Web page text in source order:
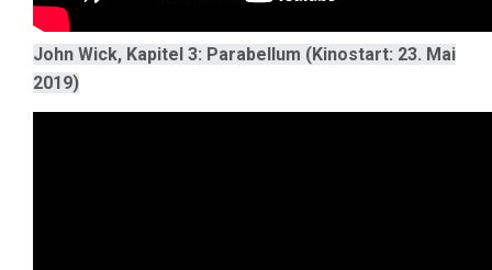
John Wick, Kapitel 3: Parabellum (Kinostart: 23. Mai
2019)